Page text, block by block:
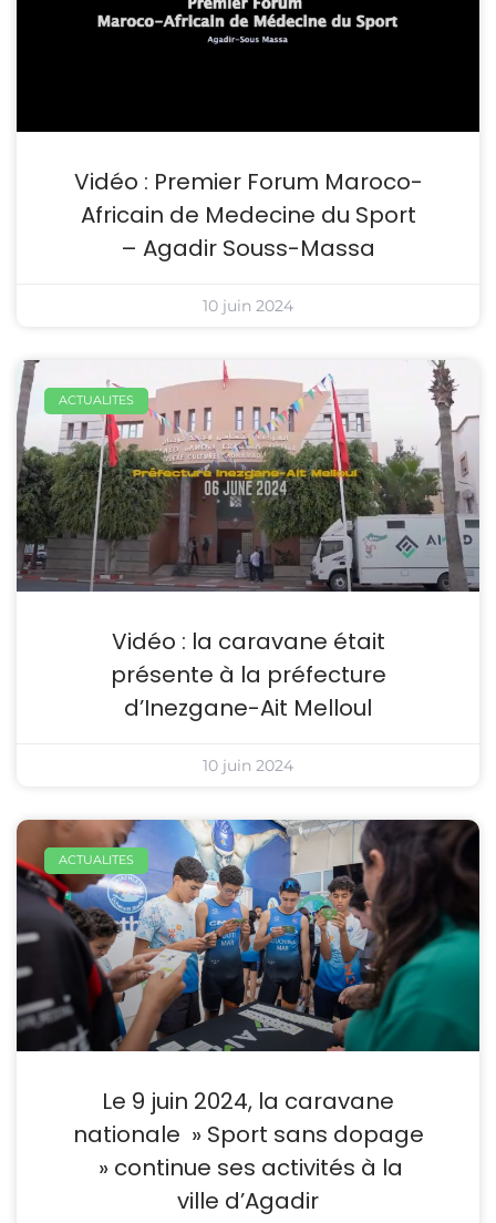
Vidéo : Premier Forum Maroco-
Africain de Medecine du Sport
– Agadir Souss-Massa
10 juin 2024
ACTUALITES
Vidéo : la caravane était
présente à la préfecture
d’Inezgane-Ait Melloul
10 juin 2024
ACTUALITES
Le 9 juin 2024, la caravane
nationale » Sport sans dopage
» continue ses activités à la
ville d’Agadir